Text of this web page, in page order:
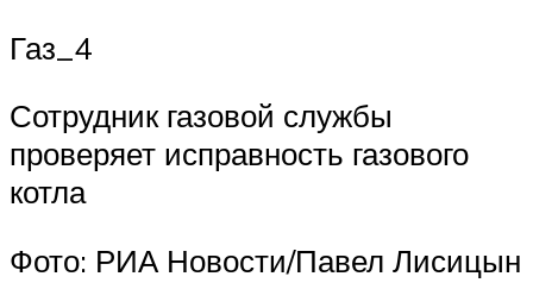
Газ_4
Сотрудник газовой службы
проверяет исправность газового
котла
Фото: РИА Новости/Павел Лисицын